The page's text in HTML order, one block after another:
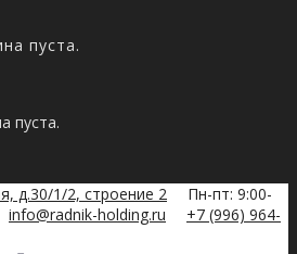
пуста.
пуста.
д.30/1/2, строение 2
Пн-пт: 9:00-
info@radnik-holding.ru
+7 (996) 964-